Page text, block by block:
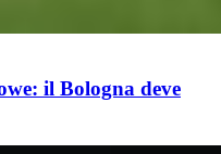
il Bologna deve